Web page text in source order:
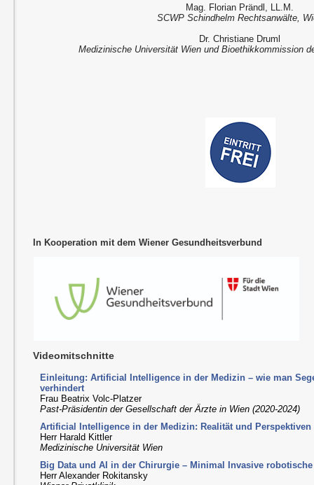
Mag. Florian Prändl, LL.M.
SCWP Schindhelm Rechtsanwälte,
Dr. Christiane Druml
Medizinische Universität Wien und Bioethikkommission
In Kooperation mit dem Wiener Gesundheitsverbund
Videomitschnitte
Einleitung: Artificial Intelligence in der Medizin – wie man
verhindert
Frau Beatrix Volc-Platzer
Past-Präsidentin der Gesellschaft der Ärzte in Wien (2020-2024)
Artificial Intelligence in der Medizin: Realität und Perspektiven
Herr Harald Kittler
Medizinische Universität Wien
Big Data und AI in der Chirurgie – Minimal Invasive
Herr Alexander Rokitansky